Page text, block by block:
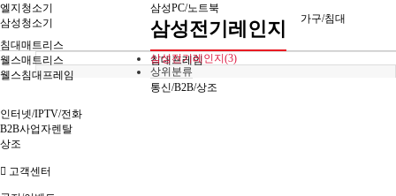
엘지청소기
삼성청소기
삼성PC/노트북
가구/침대
침대매트리스
웰스매트리스
침대프레임
웰스침대프레임
통신/B2B/상조
인터넷/IPTV/전화
B2B사업자렌탈
상조
고객센터
삼성전기레인지
삼성전기레인지(3)
상위분류